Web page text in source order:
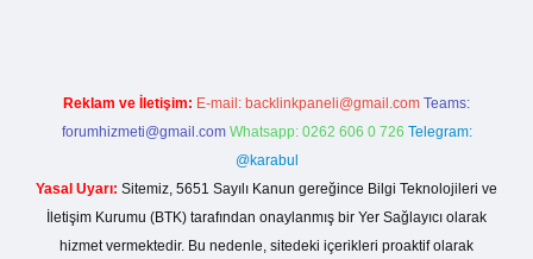
Reklam ve İletişim: E-mail: backlinkpaneli@gmail.com Teams:
forumhizmeti@gmail.com Whatsapp: 0262 606 0 726 Telegram:
@karabul
Yasal Uyarı: Sitemiz, 5651 Sayılı Kanun gereğince Bilgi Teknolojileri ve
İletişim Kurumu (BTK) tarafından onaylanmış bir Yer Sağlayıcı olarak
hizmet vermektedir. Bu nedenle, sitedeki içerikleri proaktif olarak